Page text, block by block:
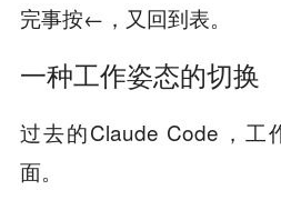
完事按←，又回到表。
一种工作姿态的切换
过去的Claude Code，工
面。